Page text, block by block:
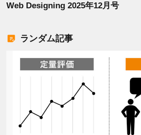
Web Designing 2025年12月号
ランダム記事